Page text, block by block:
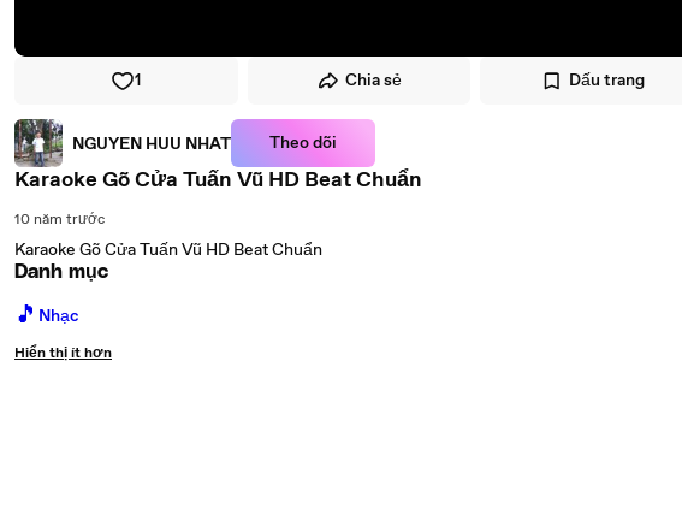
1 Chia sẻ Dấu trang
NGUYEN HUU NHAT Theo dõi
Karaoke Gõ Cửa Tuấn Vũ HD Beat Chuẩn
10 năm trước
Karaoke Gõ Cửa Tuấn Vũ HD Beat Chuẩn
Danh mục
🎵 Nhạc
Hiển thị ít hơn